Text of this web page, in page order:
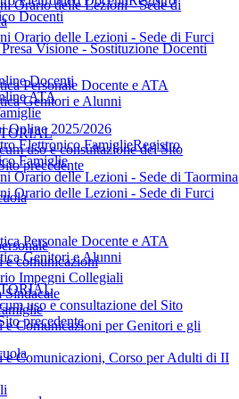
Docenti
Visione - Sostituzione Docenti
Docenti
ATA
Online 2025/2026
Registro
Famiglie
Orario delle Lezioni - Sede di Taormina
Orario delle Lezioni - Sede di Furci
Personale Docente e ATA
Genitori e Alunni
uso e consultazione del Sito
precedente
Orario delle Lezioni - Sede di
Orario delle Lezioni - Sede di Furci
Personale Docente e ATA
Genitori e Alunni
uso e consultazione del Sito
precedente
e comunicazioni
Impegni Collegiali
Sindacale
e Comunicazioni per Genitori e gli
e Comunicazioni, Corso per Adulti di II